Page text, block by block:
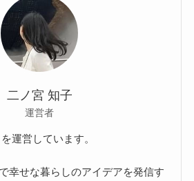
二ノ宮 知子
運営者
運営しています。
幸せな暮らしのアイデアを発信す